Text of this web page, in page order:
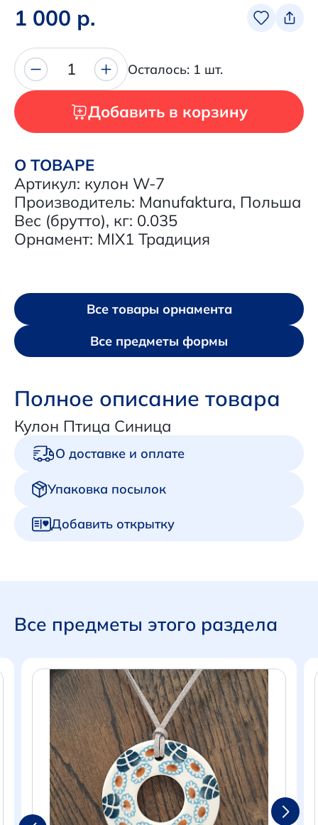
1 000 р.
О ТОВАРЕ
Артикул: кулон W-7
Производитель: Manufaktura, Польша
Вес (брутто), кг: 0.035
Орнамент: MIX1 Традиция
1 Осталось: 1 шт.
Добавить в корзину
Все товары орнамента
Все предметы формы
Полное описание товара
Кулон Птица Синица
О доставке и оплате
Упаковка посылок
Добавить открытку
Все предметы этого раздела